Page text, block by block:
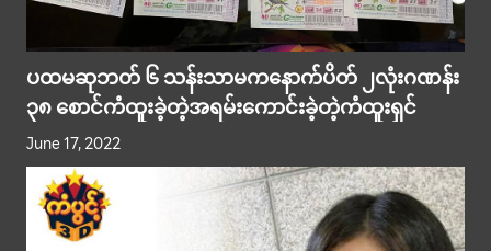
ပထမဆုဘတ် ၆ သန်းသာမကနောက်ပိတ် ၂လုံးဂဏန်း
၃၈ စောင်ကံထူးခဲ့တဲ့အရမ်းကောင်းခဲ့တဲ့ကံထူးရှင်
June 17, 2022